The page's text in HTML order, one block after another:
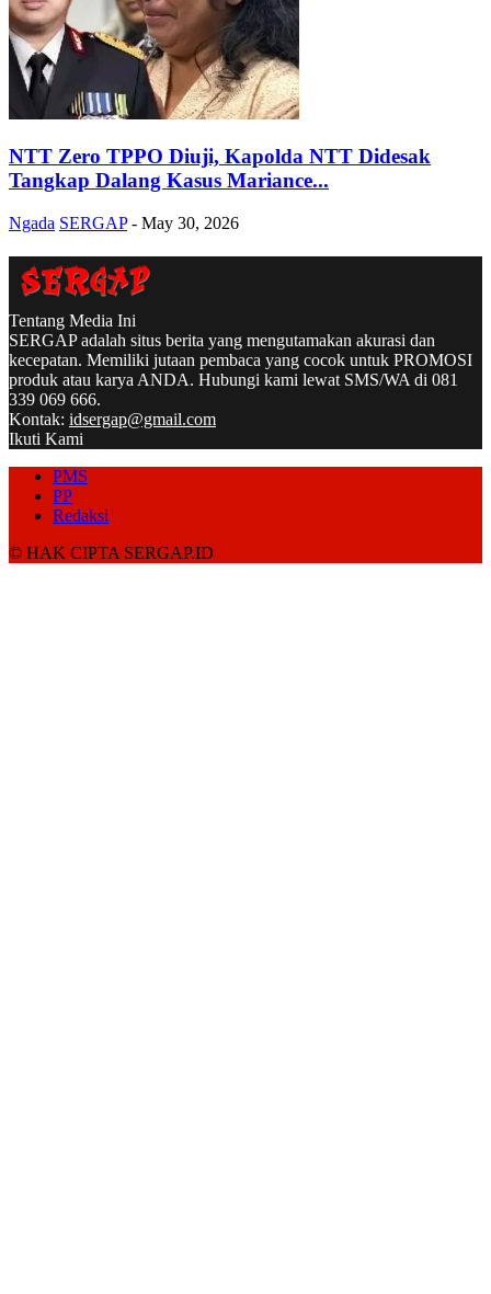
NTT Zero TPPO Diuji, Kapolda NTT Didesak
Tangkap Dalang Kasus Mariance...
Ngada SERGAP - May 30, 2026
Tentang Media Ini
SERGAP adalah situs berita yang mengutamakan akurasi dan
kecepatan. Memiliki jutaan pembaca yang cocok untuk PROMOSI
produk atau karya ANDA. Hubungi kami lewat SMS/WA di 081
339 069 666.
Kontak: idsergap@gmail.com
Ikuti Kami
PMS
PP
Redaksi
© HAK CIPTA SERGAP.ID